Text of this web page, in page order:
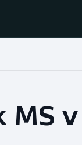
Baseball a softbal
MS